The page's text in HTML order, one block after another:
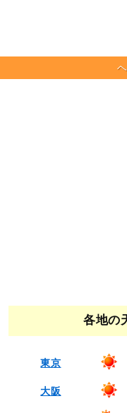
各地の
東京
大阪